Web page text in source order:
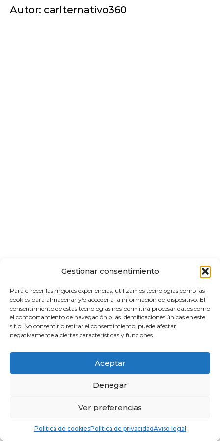
Gestionar consentimiento
Para ofrecer las mejores experiencias, utilizamos tecnologías como las
cookies para almacenar y/o acceder a la información del dispositivo. El
consentimiento de estas tecnologías nos permitirá procesar datos como
el comportamiento de navegación o las identificaciones únicas en este
sitio. No consentir o retirar el consentimiento, puede afectar
negativamente a ciertas características y funciones.
Aceptar
Denegar
Ver preferencias
Política de cookiesPolítica de privacidadAviso legal
Autor: carlternativo360